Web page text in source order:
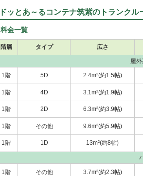
ドッとあ～るコンテナ筑紫のトランクル
料金一覧
階層 タイプ 広さ
屋
1階 5D 2.4m²(約1.5帖)
1階 4D 3.1m²(約1.9帖)
1階 2D 6.3m²(約3.9帖)
1階 その他 9.6m²(約5.9帖)
1階 1D 13m²(約8帖)
1階 その他 3.7m²(約2.3帖)